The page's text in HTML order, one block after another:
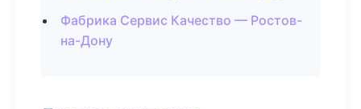
Фабрика Сервис Качество — Ростов-
на-Дону